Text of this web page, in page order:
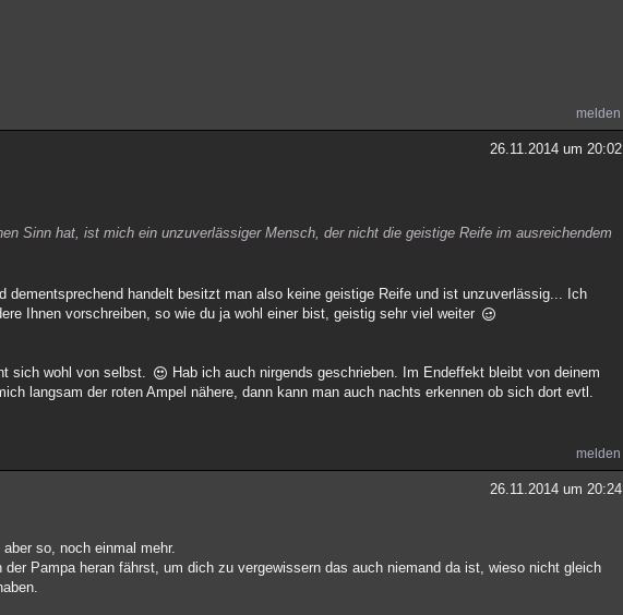
melden
26.11.2014 um 20:02
Sinn hat, ist mich ein unzuverlässiger Mensch, der nicht die geistige Reife im ausreichendem
handelt besitzt man also keine geistige Reife und ist unzuverlässig... Ich
Ihnen vorschreiben, so wie du ja wohl einer bist, geistig sehr viel weiter
sich wohl von selbst.
Hab ich auch nirgends geschrieben. Im Endeffekt bleibt von deinem
langsam der roten Ampel nähere, dann kann man auch nachts erkennen ob sich dort evtl.
melden
26.11.2014 um 20:24
so, noch einmal mehr.
Pampa heran fährst, um dich zu vergewissern das auch niemand da ist, wieso nicht gleich